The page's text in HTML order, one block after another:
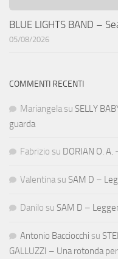
BLUE LIGHTS BAND –
05/08/2026
COMMENTI RECENTI
Mariangela su SELLY
guarda
Fabrizio su DORIAN O. A.
Valentina su SAM D –
Danilo su SAM D –
Antonio Bacciocchi su
GALLUZZI – Una rotonda